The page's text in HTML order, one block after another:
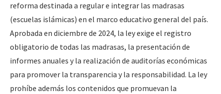
reforma destinada a regular e integrar las madrasas
(escuelas islámicas) en el marco educativo general del país.
Aprobada en diciembre de 2024, la ley exige el registro
obligatorio de todas las madrasas, la presentación de
informes anuales y la realización de auditorías económicas
para promover la transparencia y la responsabilidad. La ley
prohíbe además los contenidos que promuevan la